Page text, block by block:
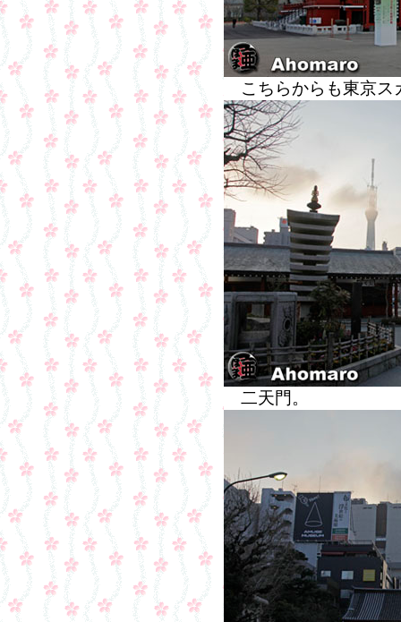
こちらからも東京ス
二天門。